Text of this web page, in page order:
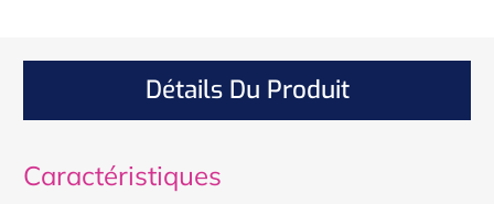
Détails Du Produit
Caractéristiques